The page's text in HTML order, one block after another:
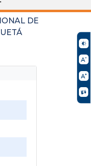
DE